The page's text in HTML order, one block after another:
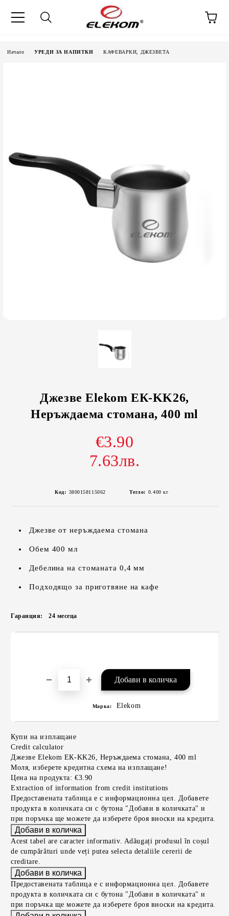
Начало УРЕДИ ЗА НАПИТКИ КАФЕВАРКИ, ДЖЕЗВЕТА
Джезве Elekom ЕК-KK26,
Неръждаема стомана, 400 ml
€3.90
7.63лв.
Код: 3800158115062 Тегло: 0.400 кг
Джезве от неръждаема стомана
Обем 400 мл
Дебелина на стоманата 0,4 мм
Подходящо за приготвяне на кафе
Гаранция: 24 месеца
Марка: Elekom
Купи на изплащане
Credit calculator
Джезве Elekom ЕК-KK26, Неръждаема стомана, 400 ml
Моля, изберете кредитна схема на изплащане!
Цена на продукта: €3.90
Extraction of information from credit institutions
Предоставената таблица е с информационна цел. Добавете
продукта в количката си с бутона "Добави в количката" и
при поръчка ще можете да изберете броя вноски на кредита.
Acest tabel are caracter informativ. Adăugați produsul în coșul
de cumpărături unde veți putea selecta detaliile cererii de
creditare.
Предоставената таблица е с информационна цел. Добавете
продукта в количката си с бутона "Добави в количката" и
при поръчка ще можете да изберете броя вноски на кредита.